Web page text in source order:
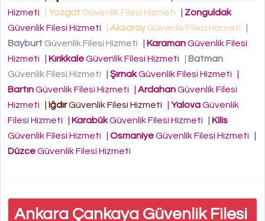
Hizmeti
Yozgat Güvenlik Filesi Hizmeti
Zonguldak
Güvenlik Filesi Hizmeti
AksarayGüvenlik Filesi Hizmeti
Bayburt Güvenlik Filesi Hizmeti KaramanGüvenlik Filesi
Hizmeti
KırıkkaleGüvenlik Filesi Hizmeti
Batman
Güvenlik Filesi Hizmeti
ŞırnakGüvenlik Filesi Hizmeti
BartınGüvenlik Filesi Hizmeti ArdahanGüvenlik Filesi
Hizmeti
IğdırGüvenlik Filesi Hizmeti YalovaGüvenlik
Filesi Hizmeti
KarabükGüvenlik Filesi Hizmeti
Kilis
Güvenlik Filesi Hizmeti
OsmaniyeGüvenlik Filesi Hizmeti
DüzceGüvenlik Filesi Hizmeti
Ankara Çankaya Güvenlik Filesi